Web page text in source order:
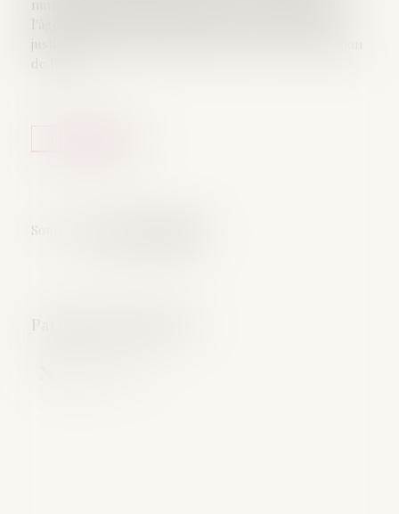
Source :
justice de l'UE vient de préciser le cadre de vérification
de l'âge...